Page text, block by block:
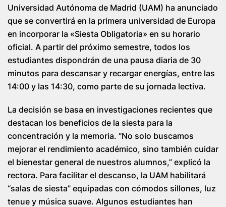
Universidad Autónoma de Madrid (UAM) ha anunciado
que se convertirá en la primera universidad de Europa
en incorporar la «Siesta Obligatoria» en su horario
oficial. A partir del próximo semestre, todos los
estudiantes dispondrán de una pausa diaria de 30
minutos para descansar y recargar energías, entre las
14:00 y las 14:30, como parte de su jornada lectiva.
La decisión se basa en investigaciones recientes que
destacan los beneficios de la siesta para la
concentración y la memoria. “No solo buscamos
mejorar el rendimiento académico, sino también cuidar
el bienestar general de nuestros alumnos,” explicó la
rectora. Para facilitar el descanso, la UAM habilitará
“salas de siesta” equipadas con cómodos sillones, luz
tenue y música suave. Algunos estudiantes han